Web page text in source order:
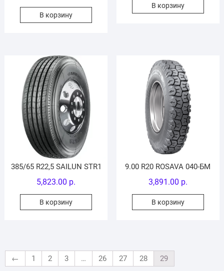
В корзину
В корзину
385/65 R22,5 SAILUN STR1
5,823.00 р.
В корзину
9.00 R20 ROSAVA 040-БМ
3,891.00 р.
В корзину
← 1 2 3 … 26 27 28 29